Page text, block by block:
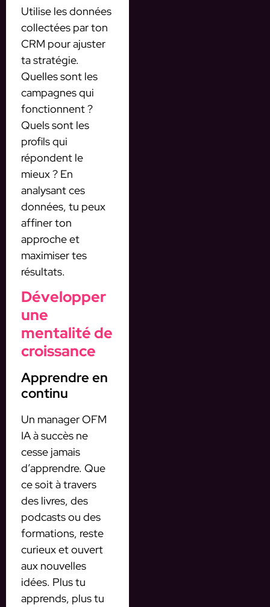
Utilise les données
collectées par ton
CRM pour ajuster
ta stratégie.
Quelles sont les
campagnes qui
fonctionnent ?
Quels sont les
profils qui
répondent le
mieux ? En
analysant ces
données, tu peux
affiner ton
approche et
maximiser tes
résultats.
Développer
une
mentalité de
croissance
Apprendre en
continu
Un manager OFM
IA à succès ne
cesse jamais
d’apprendre. Que
ce soit à travers
des livres, des
podcasts ou des
formations, reste
curieux et ouvert
aux nouvelles
idées. Plus tu
apprends, plus tu